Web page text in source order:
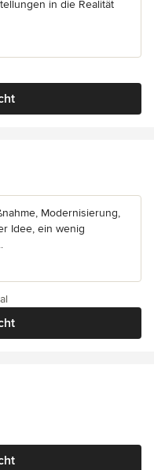
in die Realität
Modernisierung,
Idee, ein wenig